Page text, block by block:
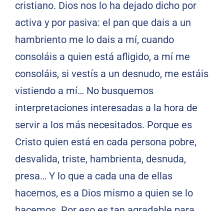
cristiano. Dios nos lo ha dejado dicho por
activa y por pasiva: el pan que dais a un
hambriento me lo dais a mí, cuando
consoláis a quien está afligido, a mí me
consoláis, si vestís a un desnudo, me estáis
vistiendo a mí… No busquemos
interpretaciones interesadas a la hora de
servir a los más necesitados. Porque es
Cristo quien está en cada persona pobre,
desvalida, triste, hambrienta, desnuda,
presa… Y lo que a cada una de ellas
hacemos, es a Dios mismo a quien se lo